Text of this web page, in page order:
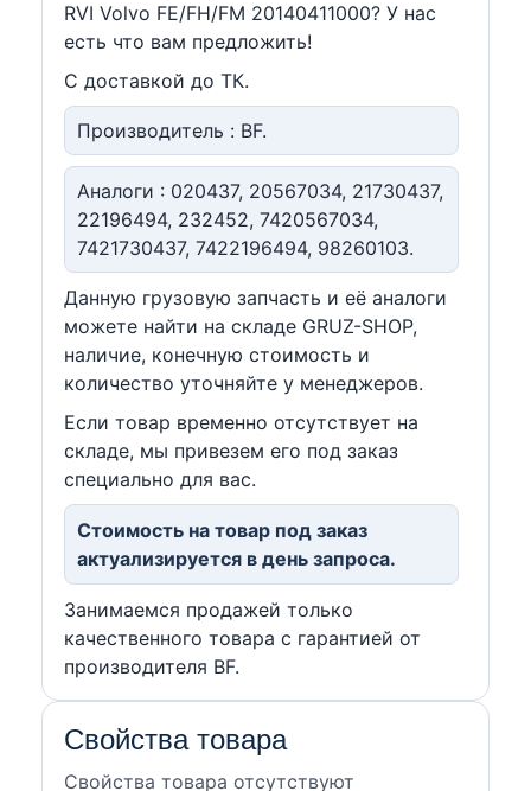
RVI Volvo FE/FH/FM 20140411000? У нас
есть что вам предложить!
С доставкой до ТК.
Производитель : BF.
Аналоги : 020437, 20567034, 21730437,
22196494, 232452, 7420567034,
7421730437, 7422196494, 98260103.
Данную грузовую запчасть и её аналоги
можете найти на складе GRUZ-SHOP,
наличие, конечную стоимость и
количество уточняйте у менеджеров.
Если товар временно отсутствует на
складе, мы привезем его под заказ
специально для вас.
Стоимость на товар под заказ
актуализируется в день запроса.
Занимаемся продажей только
качественного товара с гарантией от
производителя BF.
Свойства товара
Свойства товара отсутствуют